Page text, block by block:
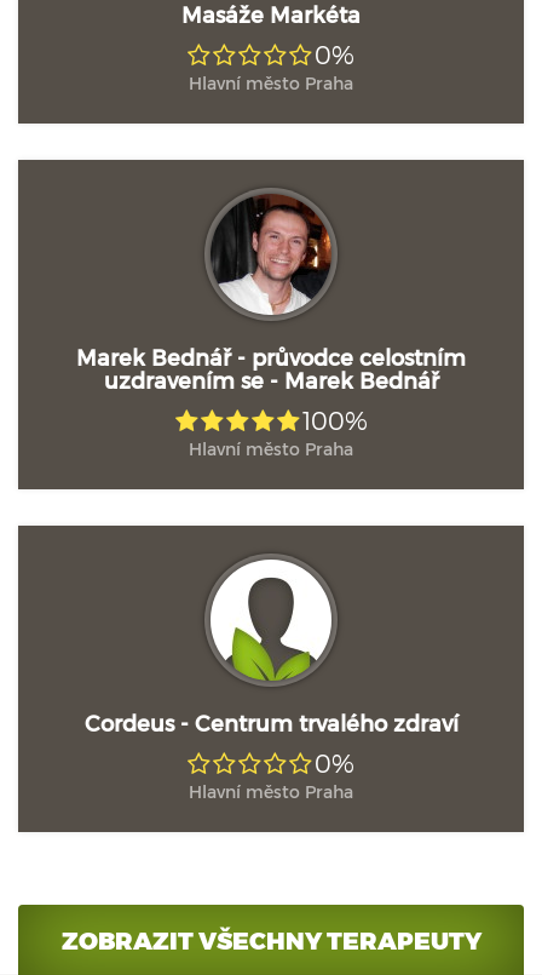
Masáže Markéta
0%
Hlavní město Praha
Marek Bednář - průvodce celostním
uzdravením se - Marek Bednář
100%
Hlavní město Praha
Cordeus - Centrum trvalého zdraví
0%
Hlavní město Praha
ZOBRAZIT VŠECHNY TERAPEUTY